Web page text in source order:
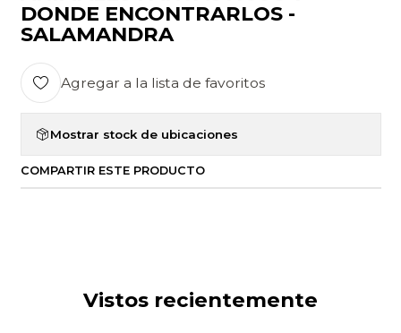
DONDE ENCONTRARLOS -
SALAMANDRA
Agregar a la lista de favoritos
Mostrar stock de ubicaciones
COMPARTIR ESTE PRODUCTO
Vistos recientemente